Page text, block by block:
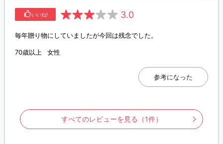
いいね! 3.0
毎年贈り物にしていましたが今回は残念でした。
70歳以上 女性
参考になった
すべてのレビューを見る（1件）